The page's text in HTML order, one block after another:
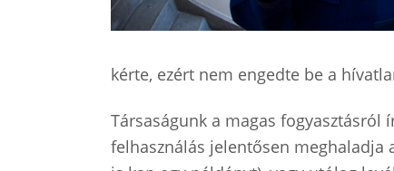
kérte, ezért nem engedte be a
Társaságunk a magas fogyasztásról
felhasználás jelentősen meghaladja